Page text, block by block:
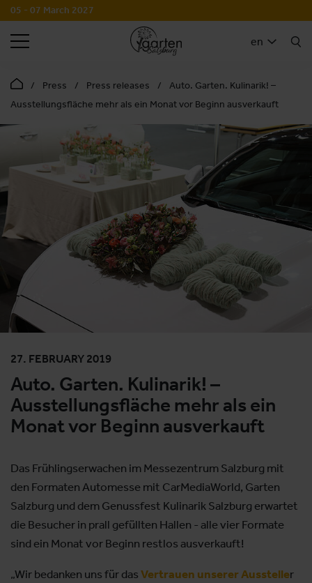
05 - 07 March 2027
en
SEARCH
Press Press releases
Auto. Garten. Kulinarik! –
Ausstellungsfläche mehr als ein Monat vor Beginn ausverkauft
27. FEBRUARY 2019
Auto. Garten. Kulinarik! –
Ausstellungsfläche mehr als ein
Monat vor Beginn ausverkauft
Das Frühlingserwachen im Messezentrum Salzburg mit
den Formaten Automesse mit CarMediaWorld, Garten
Salzburg und dem Genussfest Kulinarik Salzburg erwartet
die Besucher in prall gefüllten Hallen - alle vier Formate
sind ein Monat vor Beginn restlos ausverkauft!
„Wir bedanken uns für das Vertrauen unserer Aussteller